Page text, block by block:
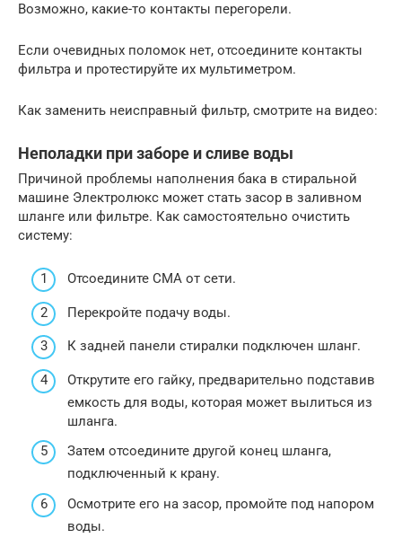
Возможно, какие-то контакты перегорели.
Если очевидных поломок нет, отсоедините контакты
фильтра и протестируйте их мультиметром.
Как заменить неисправный фильтр, смотрите на видео:
Неполадки при заборе и сливе воды
Причиной проблемы наполнения бака в стиральной
машине Электролюкс может стать засор в заливном
шланге или фильтре. Как самостоятельно очистить
систему:
Отсоедините СМА от сети.
Перекройте подачу воды.
К задней панели стиралки подключен шланг.
Открутите его гайку, предварительно подставив
емкость для воды, которая может вылиться из
шланга.
Затем отсоедините другой конец шланга,
подключенный к крану.
Осмотрите его на засор, промойте под напором
воды.